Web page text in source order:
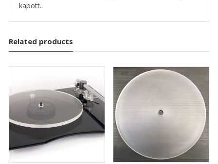
kapott.
Related products